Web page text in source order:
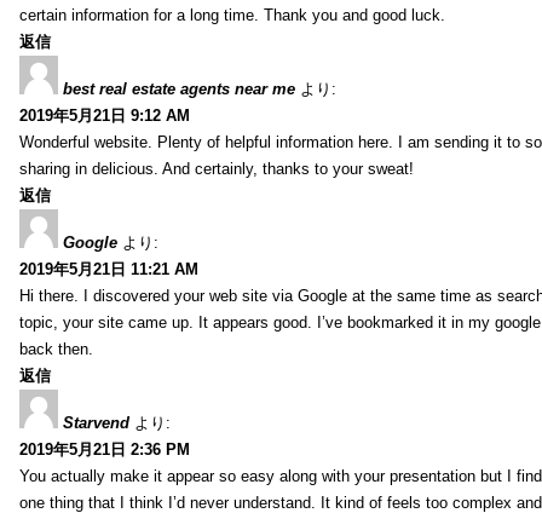
certain information for a long time. Thank you and good luck.
返信
best real estate agents near me より:
2019年5月21日 9:12 AM
Wonderful website. Plenty of helpful information here. I am sending it to
sharing in delicious. And certainly, thanks to your sweat!
返信
Google より:
2019年5月21日 11:21 AM
Hi there. I discovered your web site via Google at the same time as
topic, your site came up. It appears good. I’ve bookmarked it in my
back then.
返信
Starvend より:
2019年5月21日 2:36 PM
You actually make it appear so easy along with your presentation but I
one thing that I think I’d never understand. It kind of feels too complex